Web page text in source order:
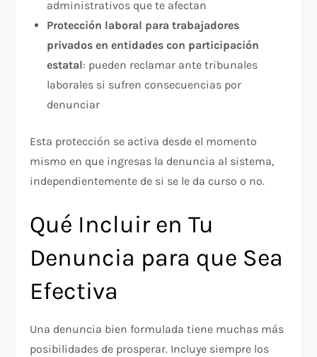
administrativos que te afectan
Protección laboral para trabajadores
privados en entidades con participación
estatal: pueden reclamar ante tribunales
laborales si sufren consecuencias por
denunciar
Esta protección se activa desde el momento
mismo en que ingresas la denuncia al sistema,
independientemente de si se le da curso o no.
Qué Incluir en Tu
Denuncia para que Sea
Efectiva
Una denuncia bien formulada tiene muchas más
posibilidades de prosperar. Incluye siempre los